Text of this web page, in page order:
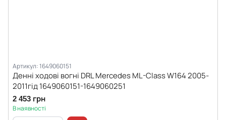
Артикул: 1649060151
Денні ходові вогні DRL Mercedes ML-Class W164 2005-
2011гід 1649060151-1649060251
2 453 грн
В наявності